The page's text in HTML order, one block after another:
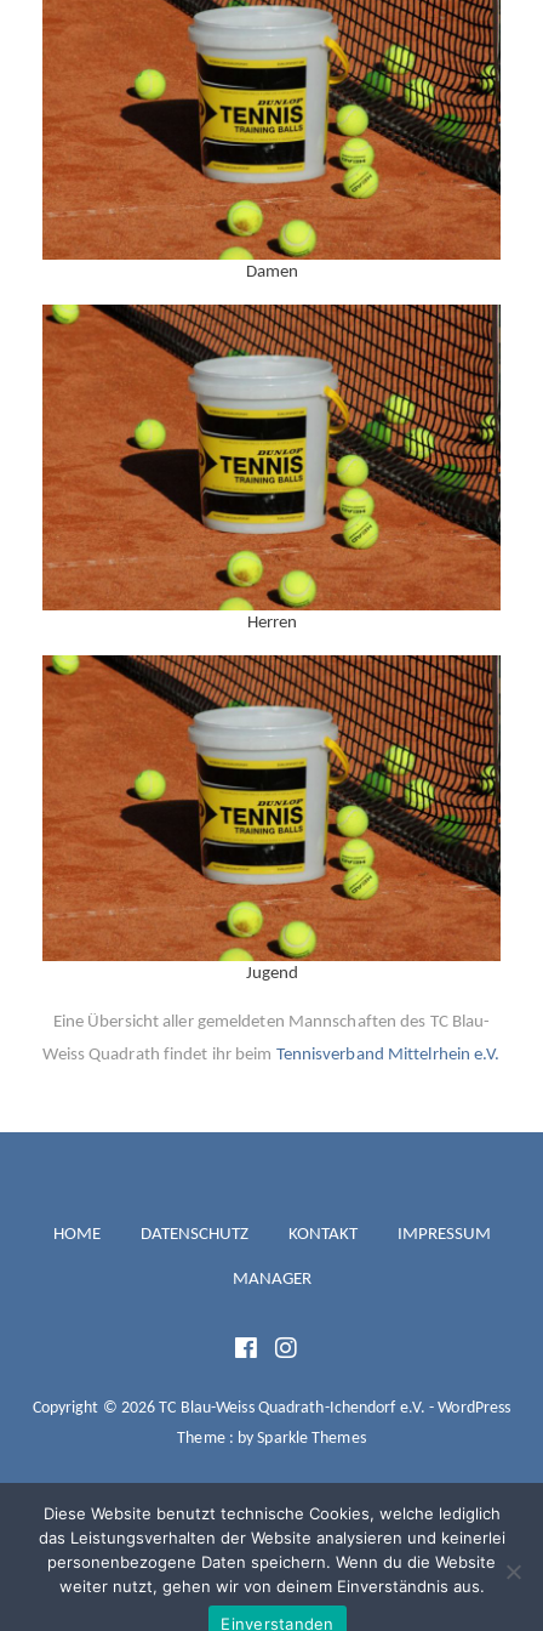
Damen
Herren
Jugend
Eine Übersicht aller gemeldeten Mannschaften des TC Blau-
Weiss Quadrath findet ihr beim Tennisverband Mittelrhein e.V.
TC BLAU-
WEISS
QUADRATH-
ICHENDORF
HOME DATENSCHUTZ KONTAKT IMPRESSUM
MANAGER
Copyright © 2026 TC Blau-Weiss Quadrath-Ichendorf e.V. - WordPress
Theme : bySparkle Themes
Diese Website benutzt technische Cookies, welche lediglich
das Leistungsverhalten der Website analysieren und keinerlei
personenbezogene Daten speichern. Wenn du die Website
weiter nutzt, gehen wir von deinem Einverständnis aus.
Einverstanden